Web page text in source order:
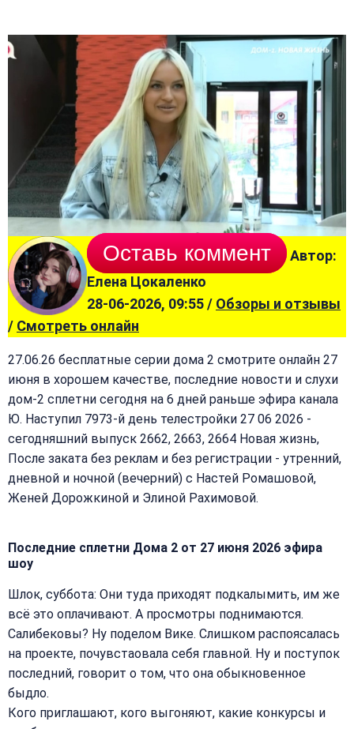
Оставь коммент
Автор:
Елена Цокаленко
28-06-2026, 09:55 / Обзоры и отзывы
/ Смотреть онлайн
27.06.26 бесплатные серии дома 2 смотрите онлайн 27
июня в хорошем качестве, последние новости и слухи
дом-2 сплетни сегодня на 6 дней раньше эфира канала
Ю. Наступил 7973-й день телестройки 27 06 2026 -
сегодняшний выпуск 2662, 2663, 2664 Новая жизнь,
После заката без реклам и без регистрации - утренний,
дневной и ночной (вечерний) с Настей Ромашовой,
Женей Дорожкиной и Элиной Рахимовой.
Последние сплетни Дома 2 от 27 июня 2026 эфира
шоу
Шлок, суббота: Они туда приходят подкалымить, им же
всё это оплачивают. А просмотры поднимаются.
Салибековы? Ну поделом Вике. Слишком распоясалась
на проекте, почувстаовала себя главной. Ну и поступок
последний, говорит о том, что она обыкновенное
быдло.
Кого приглашают, кого выгоняют, какие конкурсы и